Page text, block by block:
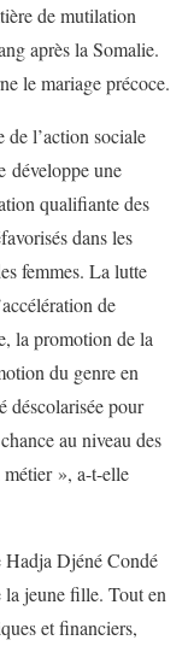
de mutilation
après la Somalie.
le mariage précoce.
l’action sociale
développe une
qualifiante des
dans les
femmes. La lutte
de
la promotion de la
du genre en
déscolarisée pour
au niveau des
métier », a-t-elle
Djéné Condé
la jeune fille. Tout en
et financiers,